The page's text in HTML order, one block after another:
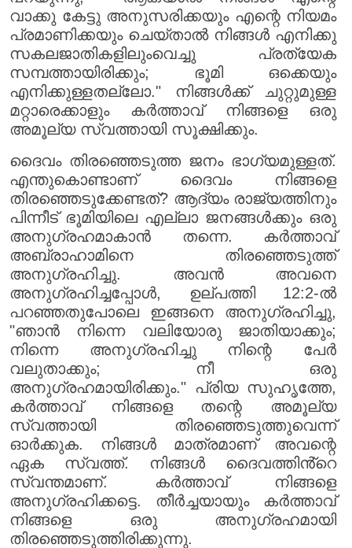
വാക്കു കേട്ടു അനുസരിക്കയും എന്റെ നിയമം
പ്രമാണിക്കയും ചെയ്താൽ നിങ്ങൾ എനിക്കു
സകലജാതികളിലുംവെച്ചു പ്രത്യേക
സമ്പത്തായിരിക്കും; ഭൂമി ഒക്കെയും
എനിക്കുള്ളതല്ലോ." നിങ്ങൾക്ക് ചുറ്റുമുള്ള
മറ്റാരെക്കാളും കർത്താവ് നിങ്ങളെ ഒരു
അമൂല്യ സ്വത്തായി സൂക്ഷിക്കും.
ദൈവം തിരഞ്ഞെടുത്ത ജനം ഭാഗ്യമുള്ളത്.
എന്തുകൊണ്ടാണ് ദൈവം നിങ്ങളെ
തിരഞ്ഞെടുക്കേണ്ടത്? ആദ്യം രാജ്യത്തിനും
പിന്നീട് ഭൂമിയിലെ എല്ലാ ജനങ്ങൾക്കും ഒരു
അനുഗ്രഹമാകാൻ തന്നെ. കർത്താവ്
അബ്രാഹാമിനെ തിരഞ്ഞെടുത്ത്
അനുഗ്രഹിച്ചു. അവൻ അവനെ
അനുഗ്രഹിച്ചപ്പോൾ, ഉല്പത്തി 12:2-ൽ
പറഞ്ഞതുപോലെ ഇങ്ങനെ അനുഗ്രഹിച്ചു,
"ഞാൻ നിന്നെ വലിയോരു ജാതിയാക്കും;
നിന്നെ അനുഗ്രഹിച്ചു നിന്റെ പേർ
വലുതാക്കും; നീ ഒരു
അനുഗ്രഹമായിരിക്കും." പ്രിയ സുഹൃത്തേ,
കർത്താവ് നിങ്ങളെ തന്റെ അമൂല്യ
സ്വത്തായി തിരഞ്ഞെടുത്തുവെന്ന്
ഓർക്കുക. നിങ്ങൾ മാത്രമാണ് അവന്റെ
ഏക സ്വത്ത്. നിങ്ങൾ ദൈവത്തിൻ്റെ
സ്വന്തമാണ്. കർത്താവ് നിങ്ങളെ
അനുഗ്രഹിക്കട്ടെ. തീർച്ചയായും കർത്താവ്
നിങ്ങളെ ഒരു അനുഗ്രഹമായി
തിരഞ്ഞെടുത്തിരിക്കുന്നു.